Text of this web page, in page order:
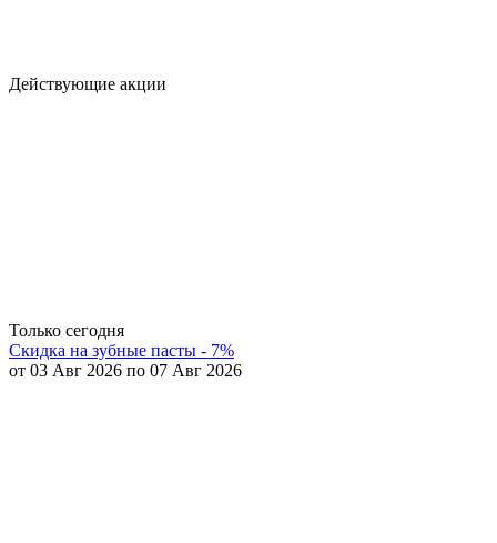
Действующие акции
Только сегодня
Скидка на зубные пасты - 7%
от 03 Авг 2026 по 07 Авг 2026